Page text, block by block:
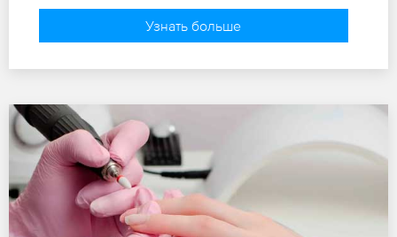
Узнать больше